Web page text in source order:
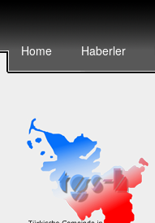
Home Haberler